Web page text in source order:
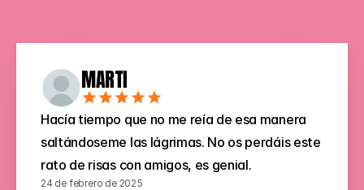
MARTÍ
Hacía tiempo que no me reía de esa manera
saltándoseme las lágrimas. No os perdáis este
rato de risas con amigos, es genial.
24 de febrero de 2025